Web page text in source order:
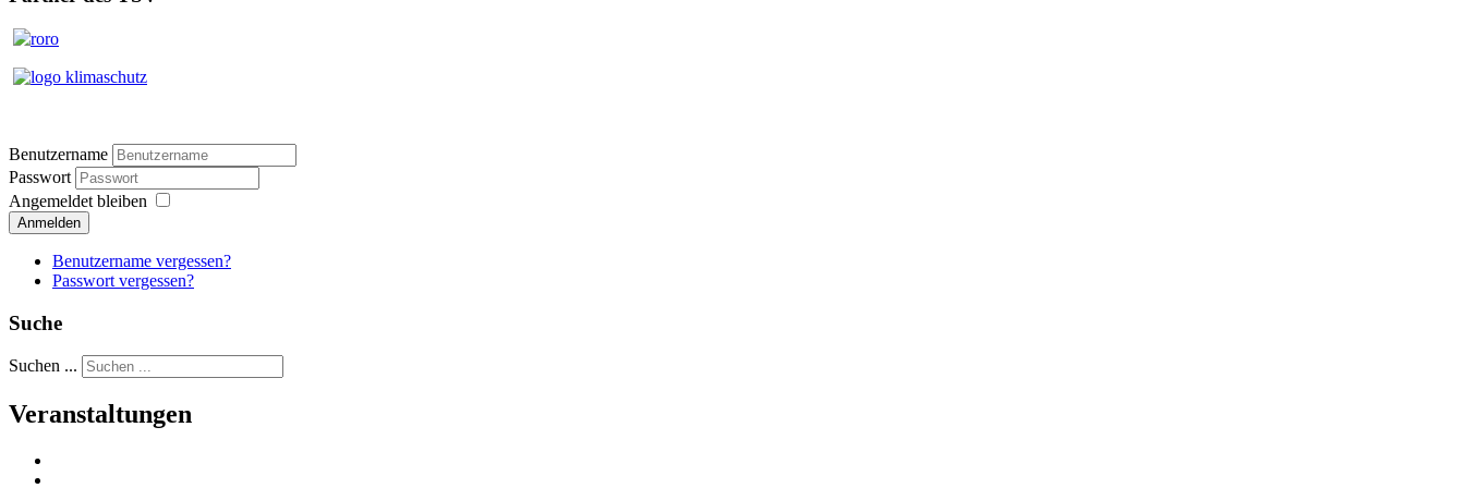
Benutzername
Passwort
Angemeldet bleiben
Anmelden
Benutzername vergessen?
Passwort vergessen?
Suche
Suchen ...
Veranstaltungen